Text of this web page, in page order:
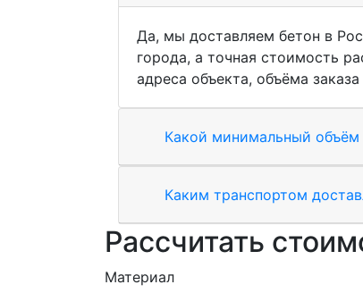
Да, мы доставляем бетон в
города, а точная стоимость
адреса объекта, объёма
Какой минимальный объём
Каким транспортом
Рассчитать
Материал